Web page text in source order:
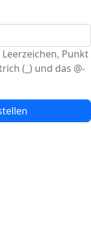
Punkt
(_) und das @-